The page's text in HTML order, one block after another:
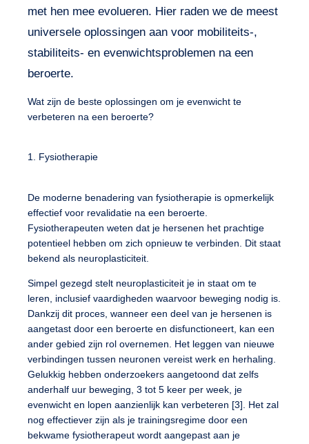
met hen mee evolueren. Hier raden we de meest
universele oplossingen aan voor mobiliteits-,
stabiliteits- en evenwichtsproblemen na een
beroerte.
Wat zijn de beste oplossingen om je evenwicht te
verbeteren na een beroerte?
1. Fysiotherapie
De moderne benadering van fysiotherapie is opmerkelijk
effectief voor revalidatie na een beroerte.
Fysiotherapeuten weten dat je hersenen het prachtige
potentieel hebben om zich opnieuw te verbinden. Dit staat
bekend als neuroplasticiteit.
Simpel gezegd stelt neuroplasticiteit je in staat om te
leren, inclusief vaardigheden waarvoor beweging nodig is.
Dankzij dit proces, wanneer een deel van je hersenen is
aangetast door een beroerte en disfunctioneert, kan een
ander gebied zijn rol overnemen. Het leggen van nieuwe
verbindingen tussen neuronen vereist werk en herhaling.
Gelukkig hebben onderzoekers aangetoond dat zelfs
anderhalf uur beweging, 3 tot 5 keer per week, je
evenwicht en lopen aanzienlijk kan verbeteren [3]. Het zal
nog effectiever zijn als je trainingsregime door een
bekwame fysiotherapeut wordt aangepast aan je